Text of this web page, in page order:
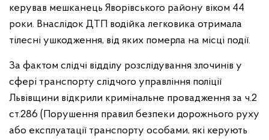
керував мешканець Яворівського району віком 44
роки. Внаслідок ДТП водійка легковика отримала
тілесні ушкодження, від яких померла на місці події.
За фактом слідчі відділу розслідування злочинів у
сфері транспорту слідчого управління поліції
Львівщини відкрили кримінальне провадження за ч.2
ст.286 (Порушення правил безпеки дорожнього руху
або експлуатації транспорту особами, які керують